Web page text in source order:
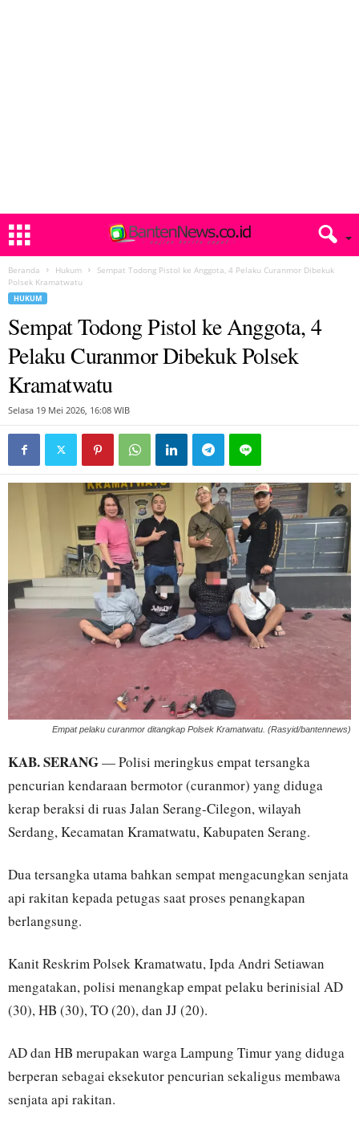
Beranda Hukum
Sempat Todong Pistol ke Anggota, 4 Pelaku Curanmor Dibekuk
Polsek Kramatwatu
HUKUM
Sempat Todong Pistol ke Anggota, 4
Pelaku Curanmor Dibekuk Polsek
Kramatwatu
Selasa 19 Mei 2026, 16:08 WIB
Empat pelaku curanmor ditangkap Polsek Kramatwatu. (Rasyid/bantennews)
KAB. SERANG— Polisi meringkus empat tersangka
pencurian kendaraan bermotor (curanmor) yang diduga
kerap beraksi di ruas Jalan Serang-Cilegon, wilayah
Serdang, Kecamatan Kramatwatu, Kabupaten Serang.
Dua tersangka utama bahkan sempat mengacungkan senjata
api rakitan kepada petugas saat proses penangkapan
berlangsung.
Kanit Reskrim Polsek Kramatwatu, Ipda Andri Setiawan
mengatakan, polisi menangkap empat pelaku berinisial AD
(30), HB (30), TO (20), dan JJ (20).
AD dan HB merupakan warga Lampung Timur yang diduga
berperan sebagai eksekutor pencurian sekaligus membawa
senjata api rakitan.